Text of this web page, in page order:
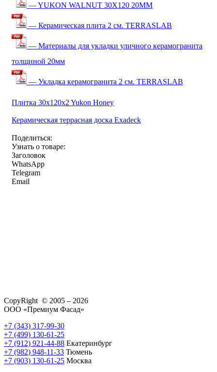
— YUKON WALNUT 30X120 20MM
— Керамическая плита 2 см. TERRASLAB
— Материалы для укладки уличного керамогранита
толщиной 20мм
— Укладка керамогранита 2 см. TERRASLAB
Плитка 30x120x2 Yukon Honey
Керамическая террасная доска Exadeck
Поделиться:
Узнать о товаре:
Заголовок
WhatsApp
Telegram
Email
CopyRight © 2005 – 2026
ООО «Премиум Фасад»
+7 (343) 317-99-30
+7 (499) 130-61-25
+7 (912) 921-44-88 Екатеринбург
+7 (982) 948-11-33 Тюмень
+7 (903) 130-61-25 Москва